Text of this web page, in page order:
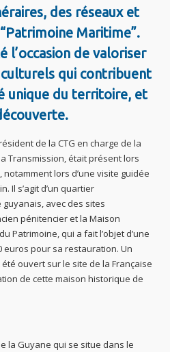
des réseaux et
Maritime”.
l’occasion de valoriser
qui contribuent
unique du territoire, et
de la CTG en charge de la
Transmission, était présent lors
lors d’une visite guidée
Il s’agit d’un quartier
avec des sites
pénitencier et la Maison
Patrimoine, qui a fait l’objet d’une
euros pour sa restauration. Un
ouvert sur le site de la Française
de cette maison historique de
la Guyane qui se situe dans le